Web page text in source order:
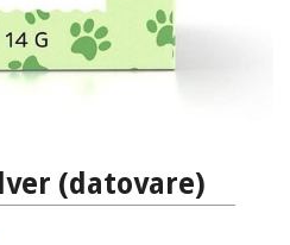
(datovare)